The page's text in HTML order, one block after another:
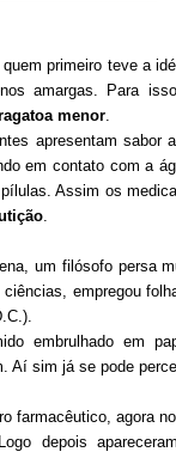
primeiro teve a
amargas. Para
menor
apresentam sabor
em contato com a
Assim os
um filósofo persa
empregou
embrulhado em
Aí sim já se pode
farmacêutico, agora
depois